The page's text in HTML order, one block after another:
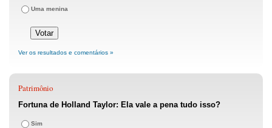
Uma menina
Ver os resultados e comentários »
Patrimônio
Fortuna de Holland Taylor: Ela vale a pena tudo isso?
Sim